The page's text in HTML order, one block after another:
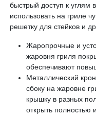
быстрый доступ к углям
использовать на гриле
решетку для стейков и
Жаропрочные и
жаровня гриля
обеспечивают
Металлический
сбоку на жаровне
крышку в разных
открыть полностью